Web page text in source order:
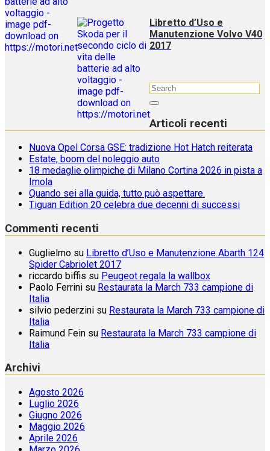
Libretto d’Uso e
Manutenzione Volvo V40
2017
Articoli recenti
Nuova Opel Corsa GSE: tradizione Hot Hatch reiterata
Estate, boom del noleggio auto
18 medaglie olimpiche di Milano Cortina 2026 in pista a
Imola
Quando sei alla guida, tutto può aspettare.
Tiguan Edition 20 celebra due decenni di successi
Commenti recenti
Guglielmo su Libretto d’Uso e Manutenzione Abarth 124
Spider Cabriolet 2017
riccardo biffis su Peugeot regala la wallbox
Paolo Ferrini su Restaurata la March 733 campione di
Italia
silvio pederzini su Restaurata la March 733 campione di
Italia
Raimund Fein su Restaurata la March 733 campione di
Italia
Archivi
Agosto 2026
Luglio 2026
Giugno 2026
Maggio 2026
Aprile 2026